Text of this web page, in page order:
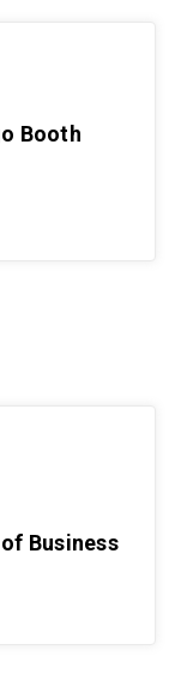
Booth
Business